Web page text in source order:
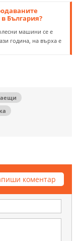
България?
машини се е
година, на върха е
коментар